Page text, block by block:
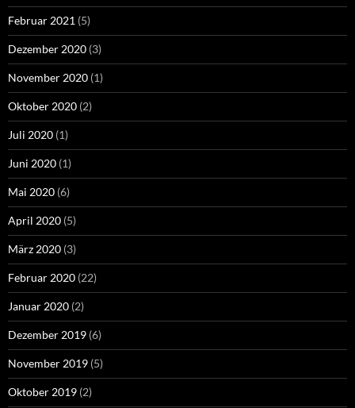
Februar 2021 (5)
Dezember 2020 (3)
November 2020 (1)
Oktober 2020 (2)
Juli 2020 (1)
Juni 2020 (1)
Mai 2020 (6)
April 2020 (5)
März 2020 (3)
Februar 2020 (22)
Januar 2020 (2)
Dezember 2019 (6)
November 2019 (5)
Oktober 2019 (2)